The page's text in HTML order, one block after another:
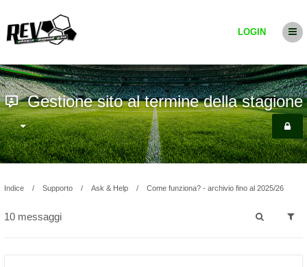
LOGIN
Gestione sito al termine della stagione
Indice Supporto Ask & Help Come funziona? - archivio fino al 2025/26
10 messaggi